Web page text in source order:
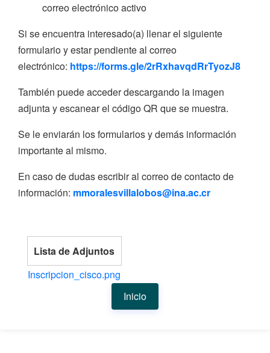
correo electrónico activo
Si se encuentra interesado(a) llenar el siguiente
formulario y estar pendiente al correo
electrónico: https://forms.gle/2rRxhavqdRrTyozJ8
También puede acceder descargando la imagen
adjunta y escanear el código QR que se muestra.
Se le enviarán los formularios y demás información
importante al mismo.
En caso de dudas escribir al correo de contacto de
información: mmoralesvillalobos@ina.ac.cr
Lista de Adjuntos
Inscripcion_cisco.png
Inicio